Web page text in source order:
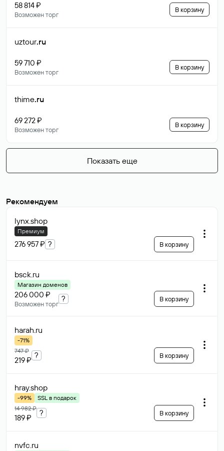
58 814 ₽
Возможен торг
В корзину
uztour.ru
59 710 ₽
Возможен торг
В корзину
thime.ru
69 272 ₽
Возможен торг
В корзину
Показать еще
Рекомендуем
lynx.shop
Премиум
276 957 ₽ ? В корзину
bsck.ru
Магазин доменов
206 000 ₽
Возможен торг
? В корзину
harah.ru
-71%
747 ₽
219 ₽
? В корзину
hray.shop
-99%
SSL в подарок
14 982 ₽
189 ₽
? В корзину
nvfc.ru